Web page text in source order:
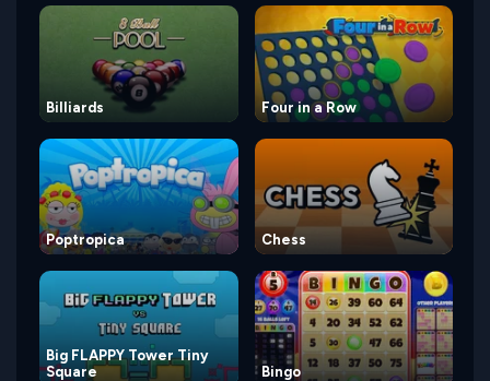
Billiards Four in a Row
Poptropica Chess
Big FLAPPY Tower Tiny
Square
Bingo